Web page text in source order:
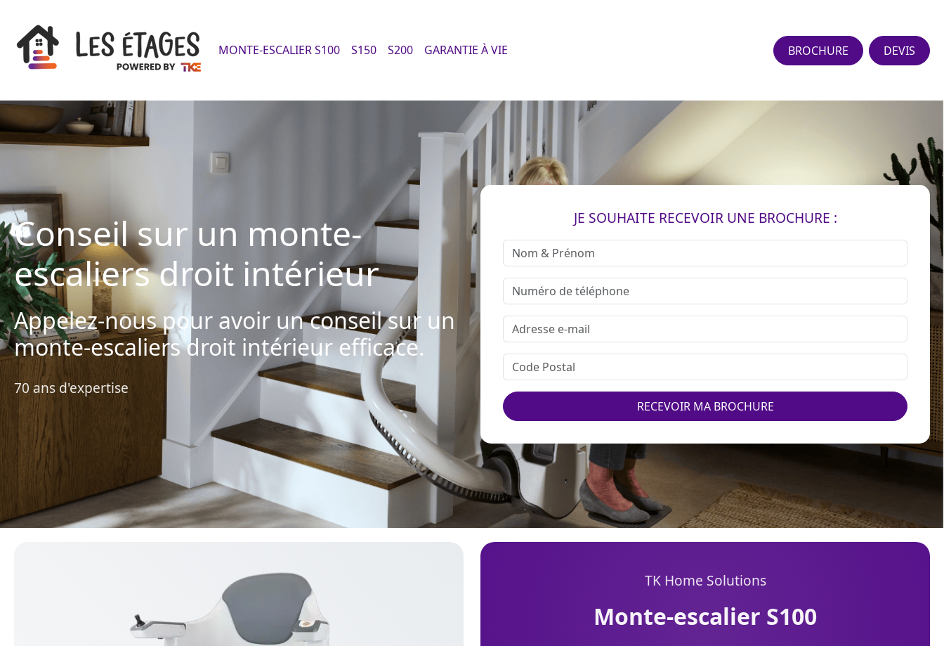
MONTE-ESCALIER S100 S150 S200 GARANTIE À VIE BROCHURE DEVIS
Conseil sur un monte-
escaliers droit intérieur
Appelez-nous pour avoir un conseil sur un
monte-escaliers droit intérieur efficace.
70 ans d'expertise
JE SOUHAITE RECEVOIR UNE BROCHURE :
RECEVOIR MA BROCHURE
TK Home Solutions
monte-escalier S100